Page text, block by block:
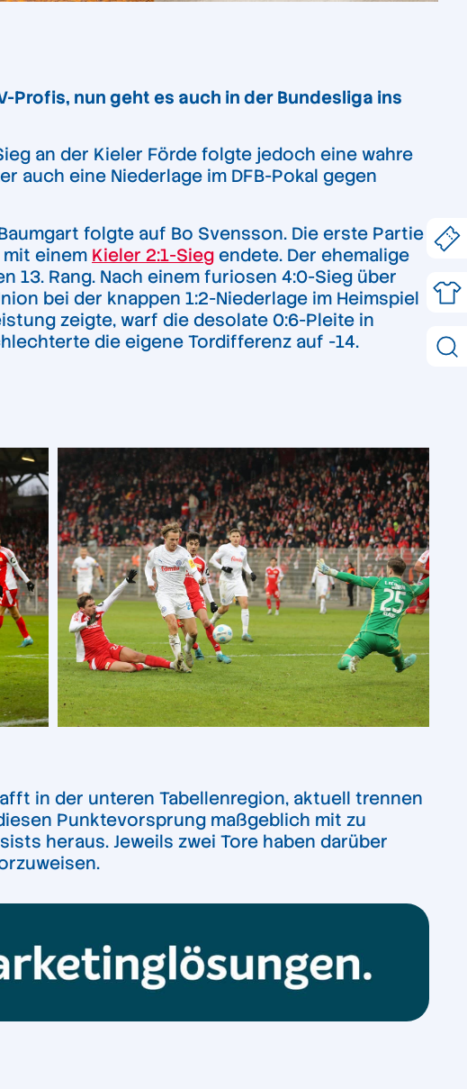
Profis, nun geht es auch in der Bundesliga ins
an der Kieler Förde folgte jedoch eine wahre
auch eine Niederlage im DFB-Pokal gegen
folgte auf Bo Svensson. Die erste Partie
mit einem Kieler 2:1-Sieg endete. Der ehemalige
13. Rang. Nach einem furiosen 4:0-Sieg über
bei der knappen 1:2-Niederlage im Heimspiel
zeigte, warf die desolate 0:6-Pleite in
die eigene Tordifferenz auf -14.
in der unteren Tabellenregion, aktuell trennen
Punktevorsprung maßgeblich mit zu
heraus. Jeweils zwei Tore haben darüber